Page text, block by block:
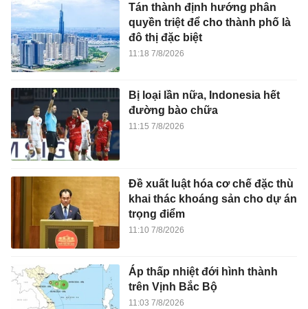
Tán thành định hướng phân
quyền triệt để cho thành phố là
đô thị đặc biệt
11:18 7/8/2026
Bị loại lần nữa, Indonesia hết
đường bào chữa
11:15 7/8/2026
Đề xuất luật hóa cơ chế đặc thù
khai thác khoáng sản cho dự án
trọng điểm
11:10 7/8/2026
Áp thấp nhiệt đới hình thành
trên Vịnh Bắc Bộ
11:03 7/8/2026